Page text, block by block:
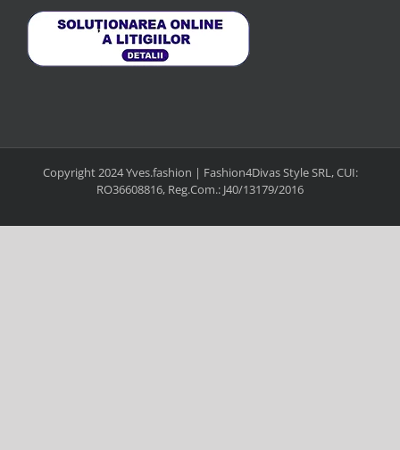
Copyright 2024 Yves.fashion | Fashion4Divas Style SRL, CUI:
RO36608816, Reg.Com.: J40/13179/2016